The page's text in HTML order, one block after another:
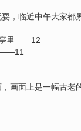
，临近中午大家都
亭里——12
——11
画面上是一幅古老